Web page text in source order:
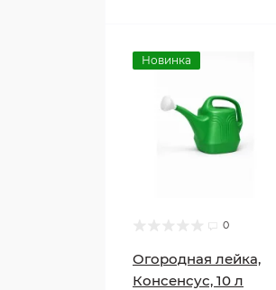
Новинка
0
Огородная лейка,
Консенсус, 10 л